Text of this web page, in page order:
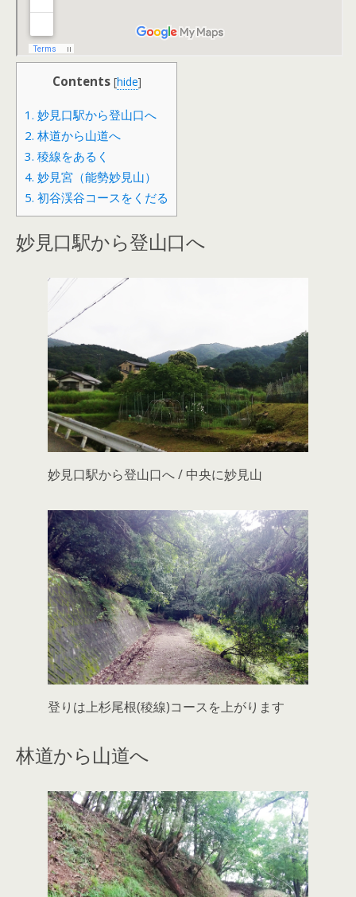
Contents [hide]
1. 妙見口駅から登山口へ
2. 林道から山道へ
3. 稜線をあるく
4. 妙見宮（能勢妙見山）
5. 初谷渓谷コースをくだる
妙見口駅から登山口へ
妙見口駅から登山口へ / 中央に妙見山
登りは上杉尾根(稜線)コースを上がります
林道から山道へ